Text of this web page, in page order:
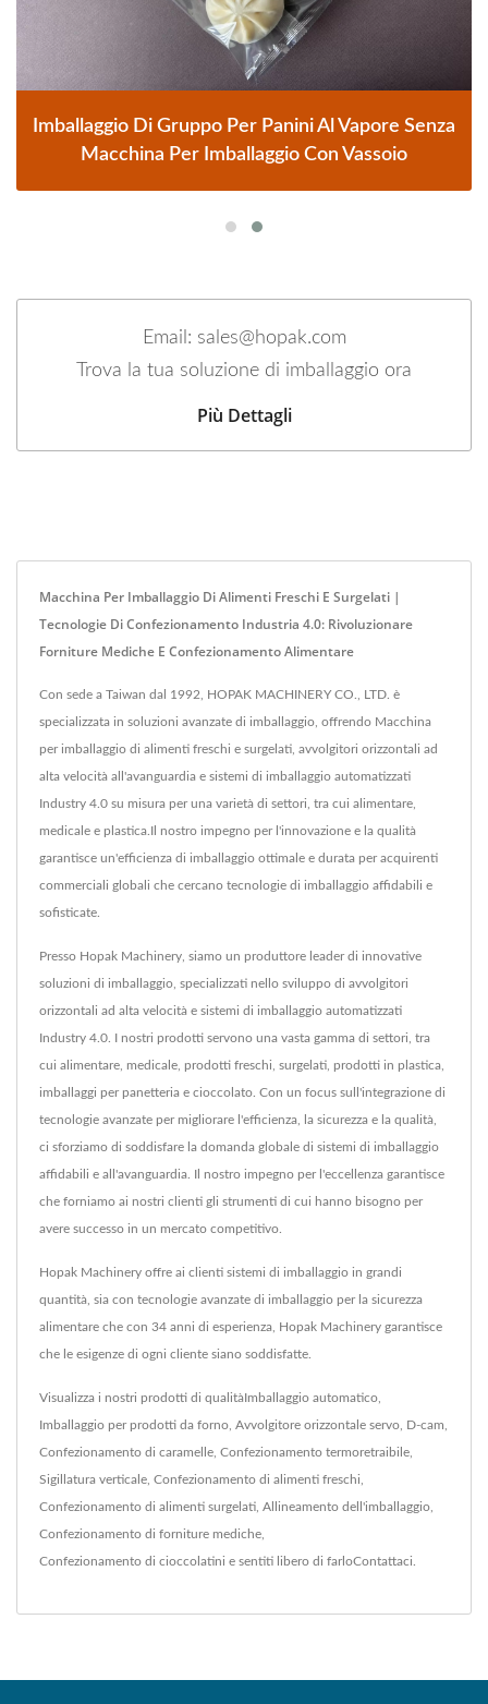
Imballaggio Di Gruppo Per Panini Al Vapore Senza
Macchina Per Imballaggio Con Vassoio
Email: sales@hopak.com
Trova la tua soluzione di imballaggio ora
Più Dettagli
Macchina Per Imballaggio Di Alimenti Freschi E Surgelati |
Tecnologie Di Confezionamento Industria 4.0: Rivoluzionare
Forniture Mediche E Confezionamento Alimentare
Con sede a Taiwan dal 1992, HOPAK MACHINERY CO., LTD. è
specializzata in soluzioni avanzate di imballaggio, offrendo Macchina
per imballaggio di alimenti freschi e surgelati, avvolgitori orizzontali ad
alta velocità all'avanguardia e sistemi di imballaggio automatizzati
Industry 4.0 su misura per una varietà di settori, tra cui alimentare,
medicale e plastica.Il nostro impegno per l'innovazione e la qualità
garantisce un'efficienza di imballaggio ottimale e durata per acquirenti
commerciali globali che cercano tecnologie di imballaggio affidabili e
sofisticate.
Presso Hopak Machinery, siamo un produttore leader di innovative
soluzioni di imballaggio, specializzati nello sviluppo di avvolgitori
orizzontali ad alta velocità e sistemi di imballaggio automatizzati
Industry 4.0. I nostri prodotti servono una vasta gamma di settori, tra
cui alimentare, medicale, prodotti freschi, surgelati, prodotti in plastica,
imballaggi per panetteria e cioccolato. Con un focus sull'integrazione di
tecnologie avanzate per migliorare l'efficienza, la sicurezza e la qualità,
ci sforziamo di soddisfare la domanda globale di sistemi di imballaggio
affidabili e all'avanguardia. Il nostro impegno per l'eccellenza garantisce
che forniamo ai nostri clienti gli strumenti di cui hanno bisogno per
avere successo in un mercato competitivo.
Hopak Machinery offre ai clienti sistemi di imballaggio in grandi
quantità, sia con tecnologie avanzate di imballaggio per la sicurezza
alimentare che con 34 anni di esperienza, Hopak Machinery garantisce
che le esigenze di ogni cliente siano soddisfatte.
Visualizza i nostri prodotti di qualità Imballaggio automatico
Imballaggio per prodotti da forno Avvolgitore orizzontale servo D-cam
Confezionamento di caramelle Confezionamento termoretraibile
Sigillatura verticale Confezionamento di alimenti freschi
Confezionamento di alimenti surgelati Allineamento dell'imballaggio
Confezionamento di forniture mediche
Confezionamento di cioccolatini e sentiti libero di farloContattaci